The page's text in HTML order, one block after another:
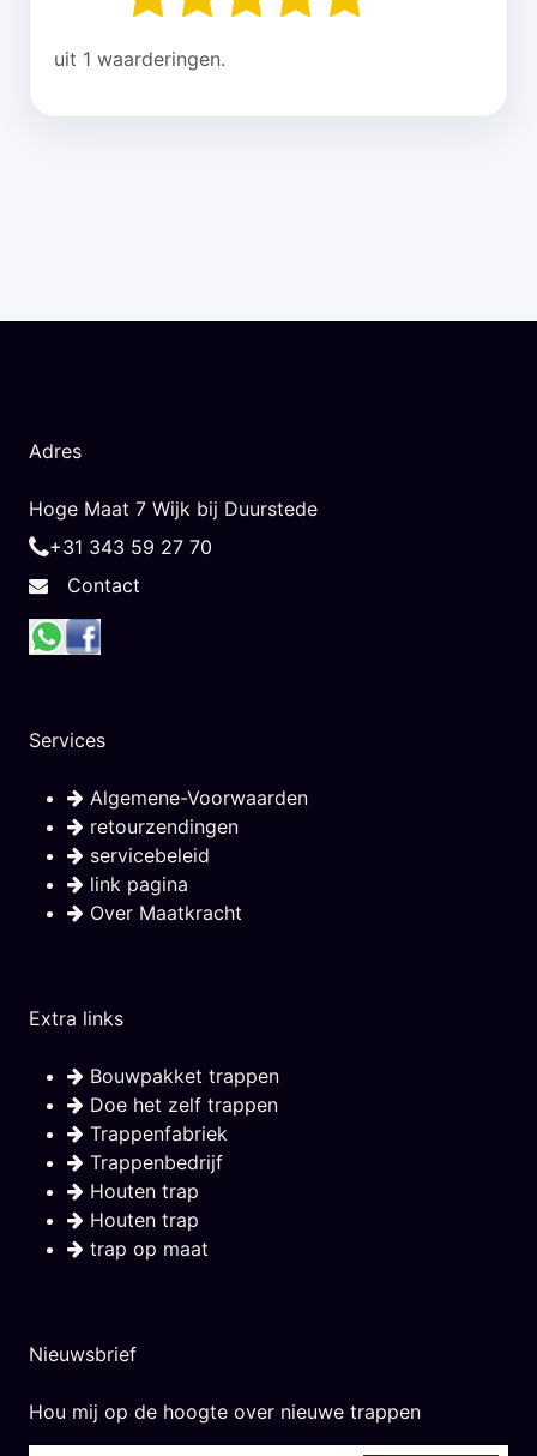
uit 1 waarderingen.
Adres
Hoge Maat 7 Wijk bij Duurstede
+31 343 59 27 70
Contact
Services
Algemene-Voorwaarden
retourzendingen
servicebeleid
link pagina
Over Maatkracht
Extra links
Bouwpakket trappen
Doe het zelf trappen
Trappenfabriek
Trappenbedrijf
Houten trap
Houten trap
trap op maat
Nieuwsbrief
Hou mij op de hoogte over nieuwe trappen